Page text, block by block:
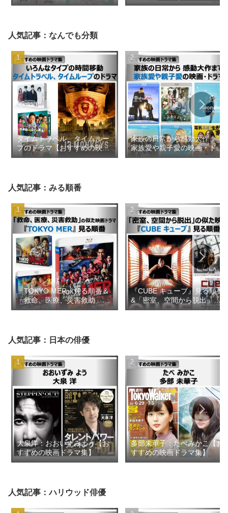
2026年8月更新【おすすめの
2026年1月【おすすめの映画
人気記事：なんでも分類
タイムトラベル、タイムルー
プのドラマ【おすすめの映画
ドラマ集】
家族の日常から感動大作まで
家族愛や親子愛の映画・ドラ
マ【おすすめの映画ドラマ
人気記事：みる順番
『TOKYO MER』見る順番＆
「救命、医療、災害救助」の
似た映画ドラマ【おすすめの
『CUBE キューブ』見る順番
&「密室、空間から脱出」の
似た映画【おすすめの映画ド
人気記事：日本の俳優
大泉洋：おおいずみよう【お
すすめの映画ドラマ集】
多部未華子：たべみかこ【お
すすめの映画ドラマ集】
人気記事：ハリウッド俳優